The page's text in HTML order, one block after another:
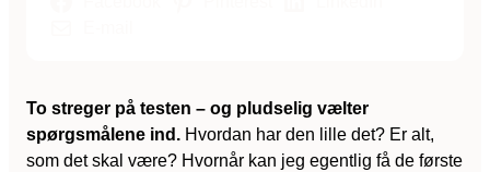
To streger på testen – og pludselig vælter
spørgsmålene ind. Hvordan har den lille det? Er alt,
som det skal være? Hvornår kan jeg egentlig få de første